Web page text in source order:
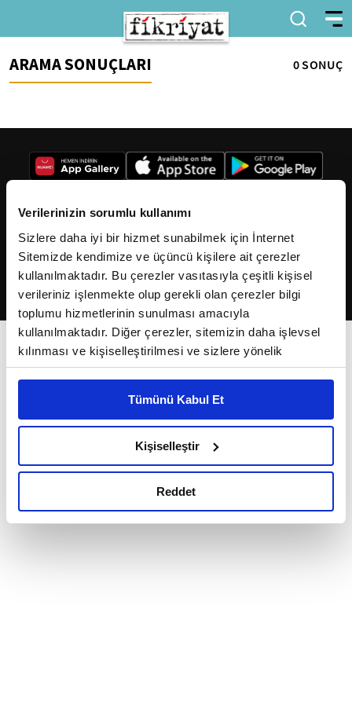
Verilerinizin sorumlu kullanımı
Sizlere daha iyi bir hizmet sunabilmek için İnternet
Sitemizde kendimize ve üçüncü kişilere ait çerezler
kullanılmaktadır. Bu çerezler vasıtasıyla çeşitli kişisel
verileriniz işlenmekte olup gerekli olan çerezler bilgi
toplumu hizmetlerinin sunulması amacıyla
kullanılmaktadır. Diğer çerezler, sitemizin daha işlevsel
kılınması ve kişiselleştirilmesi ve sizlere yönelik
reklam/pazarlama faaliyetlerinin yapılması, amaçlarıyla
Çerezlere ilişkin tercihlerinizi çerez paneli vasıtasıyla
belirleyebilirsiniz. Çerezlere ilişkin detaylı bilgi için
Ayarlar butonuna tıklayabilir,Çerez Bilgilendirme
Metnimizi ziyaret edebilirsiniz.
okumak ve sitemizi ziyaretiniz kapsamında
Tümünü Kabul Et
Kişiselleştir
Reddet
ARAMA SONUÇLARI 0 SONUÇ
2026Fikriyat. Tüm hakları saklıdır.